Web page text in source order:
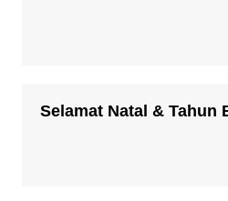
Selamat Natal & Tahun